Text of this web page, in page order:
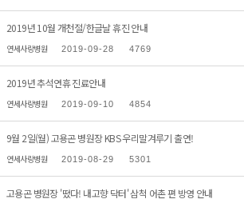
2019년 10월 개천절/한글날 휴진 안내
연세사랑병원 2019-09-28 4769
2019년 추석연휴 진료안내
연세사랑병원 2019-09-10 4854
9월 2일(월) 고용곤 병원장 KBS 우리말겨루기 출연!
연세사랑병원 2019-08-29 5301
고용곤 병원장 '떴다! 내고향 닥터' 삼척 어촌 편 방영 안내